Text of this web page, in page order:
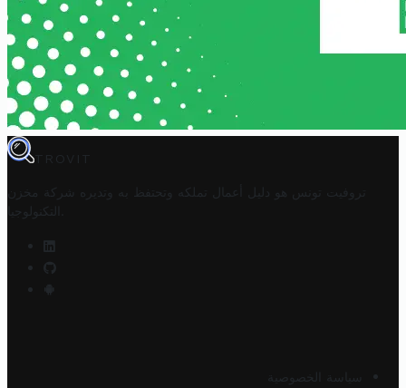
TROVIT
تروفيت تونس هو دليل أعمال تملكه وتحتفظ به وتديره
شركة مخزن
التكنولوجيا
سياسة الخصوصية